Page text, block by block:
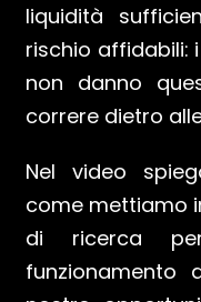
liquidità
rischio affidabili:
non danno
correre dietro
Nel video
come mettiamo
di ricerca
funzionamento